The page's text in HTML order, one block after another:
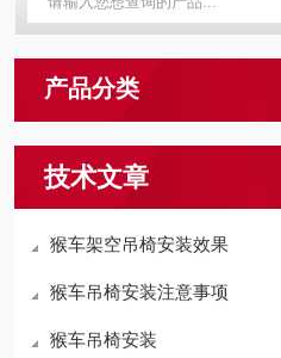
产品分类
技术文章
猴车架空吊椅安装效果
猴车吊椅安装注意事项
猴车吊椅安装